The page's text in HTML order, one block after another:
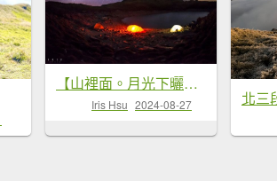
【山裡面。月光下曬帳篷】夜曝系列
Iris Hsu 2024-08-27